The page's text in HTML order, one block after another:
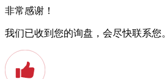
非常感谢！
我们已收到您的询盘，会尽快联系您。